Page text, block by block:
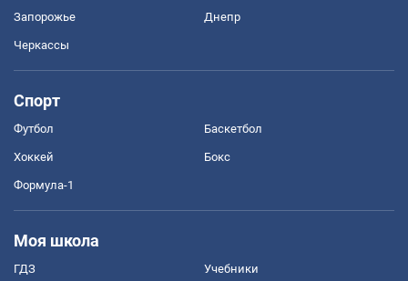
Запорожье Днепр
Черкассы
Спорт
Футбол Баскетбол
Хоккей Бокс
Формула-1
Моя школа
ГДЗ Учебники